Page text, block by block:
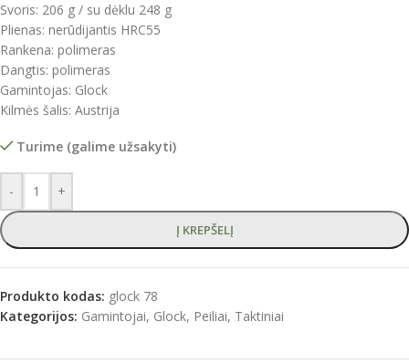
Svoris: 206 g / su dėklu 248 g
Plienas: nerūdijantis HRC55
Rankena: polimeras
Dangtis: polimeras
Gamintojas: Glock
Kilmės šalis: Austrija
Turime (galime užsakyti)
- +
Į KREPŠELĮ
Produkto kodas: glock 78
Kategorijos: Gamintojai, Glock, Peiliai, Taktiniai